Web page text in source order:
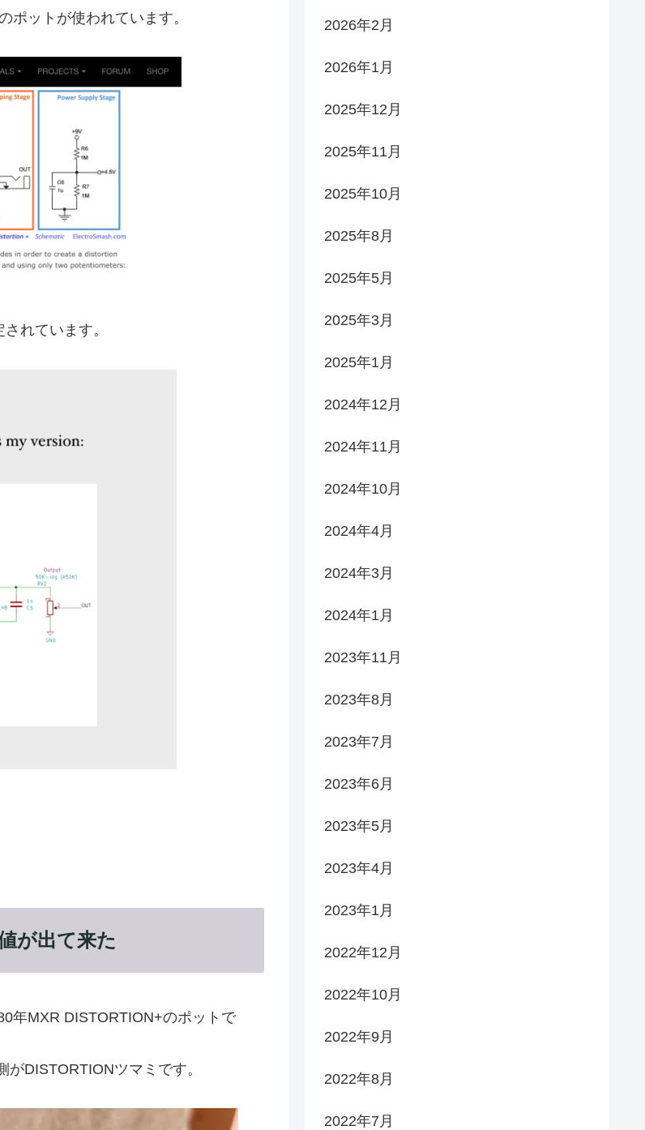
ポットが使われています。
れています。
が出て来た
年MXR DISTORTION+のポットで
DISTORTIONツマミです。
2026年2月
2026年1月
2025年12月
2025年11月
2025年10月
2025年8月
2025年5月
2025年3月
2025年1月
2024年12月
2024年11月
2024年10月
2024年4月
2024年3月
2024年1月
2023年11月
2023年8月
2023年7月
2023年6月
2023年5月
2023年4月
2023年1月
2022年12月
2022年10月
2022年9月
2022年8月
2022年7月